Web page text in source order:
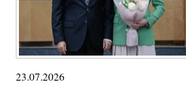
23.07.2026